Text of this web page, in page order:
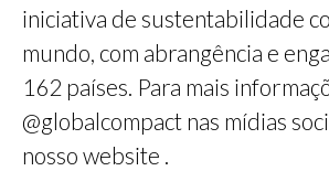
iniciativa de sustentabilidade
mundo, com abrangência e
162 países. Para mais
@globalcompact nas mídias
nosso website .